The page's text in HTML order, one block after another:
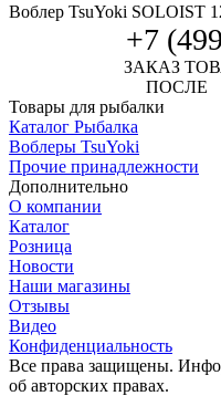
Воблер TsuYoki SOLOIST
+7
ЗАКАЗ
ПОСЛЕ
Товары для рыбалки
Каталог Рыбалка
Воблеры TsuYoki
Прочие принадлежности
Дополнительно
О компании
Каталог
Розница
Новости
Наши магазины
Отзывы
Видео
Конфиденциальность
Все права защищены.
об авторских правах.